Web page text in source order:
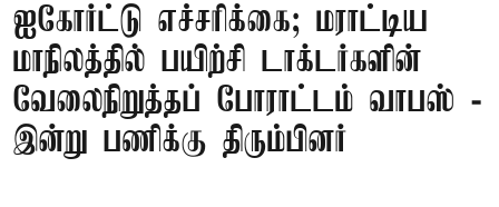
ஐகோர்ட்டு எச்சரிக்கை; மராட்டிய
மாநிலத்தில் பயிற்சி டாக்டர்களின்
வேலைநிறுத்தப் போராட்டம் வாபஸ் -
இன்று பணிக்கு திரும்பினர்